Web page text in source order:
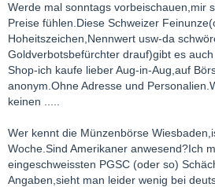
Werde mal sonntags vorbeischauen,mir
Preise fühlen.Diese Schweizer
Hoheitszeichen,Nennwert usw-da
Goldverbotsbefürchter drauf)gibt es
Shop-ich kaufe lieber Aug-in-Aug,auf
anonym.Ohne Adresse und
keinen .....
Wer kennt die Münzenbörse
Woche.Sind Amerikaner anwesend?Ich
eingeschweissten PGSC (oder so)
Angaben,sieht man leider wenig bei